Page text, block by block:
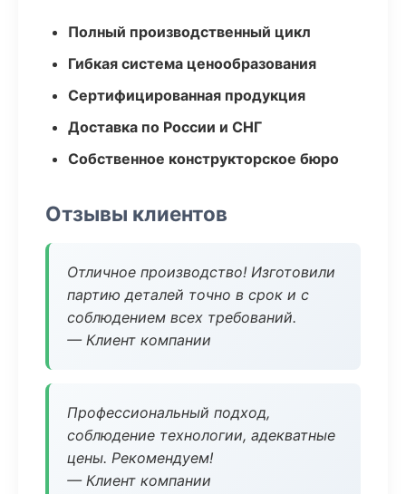
Полный производственный цикл
Гибкая система ценообразования
Сертифицированная продукция
Доставка по России и СНГ
Собственное конструкторское бюро
Отзывы клиентов
Отличное производство! Изготовили
партию деталей точно в срок и с
соблюдением всех требований.
— Клиент компании
Профессиональный подход,
соблюдение технологии, адекватные
цены. Рекомендуем!
— Клиент компании